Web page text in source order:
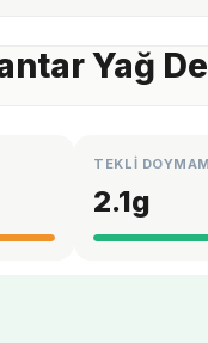
Yağ
TEKLİ
2.1g